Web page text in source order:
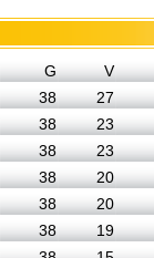
G
V
38
27
38
23
38
23
38
20
38
20
38
19